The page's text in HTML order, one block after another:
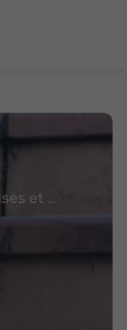
Humidité dans les escaliers : causes et solutions